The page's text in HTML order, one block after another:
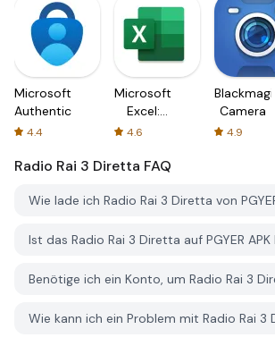
Microsoft
Authenticator
4.4
Microsoft
Excel:
Spreadsheets
4.6
Blackmagic
Camera
4.9
Radio Rai 3 Diretta FAQ